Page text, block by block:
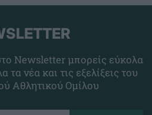
Newsletter μπορείς εύκολα
νέα και τις εξελίξεις του
Αθλητικού Ομίλου